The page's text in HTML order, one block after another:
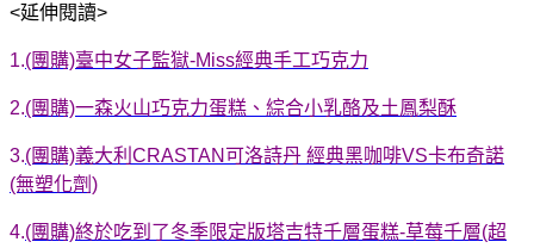
<延伸閱讀>
1.(團購)臺中女子監獄-Miss經典手工巧克力
2.(團購)一森火山巧克力蛋糕、綜合小乳酪及土鳳梨酥
3.(團購)義大利CRASTAN可洛詩丹 經典黑咖啡VS卡布奇諾
(無塑化劑)
4.(團購)終於吃到了冬季限定版塔吉特千層蛋糕-草莓千層(超